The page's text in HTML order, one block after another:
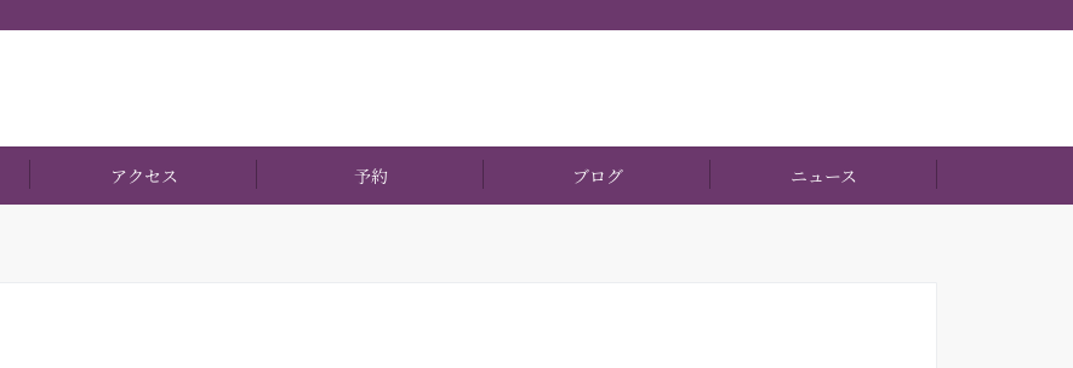
アクセス 予約 ブログ ニュース